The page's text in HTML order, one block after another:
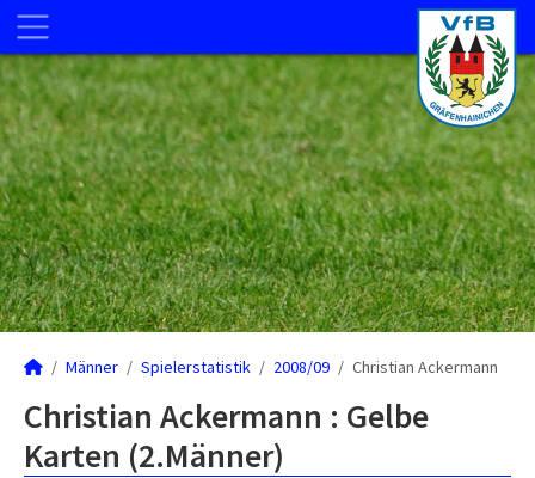
Männer Spielerstatistik 2008/09 Christian Ackermann
Christian Ackermann : Gelbe
Karten (2.Männer)